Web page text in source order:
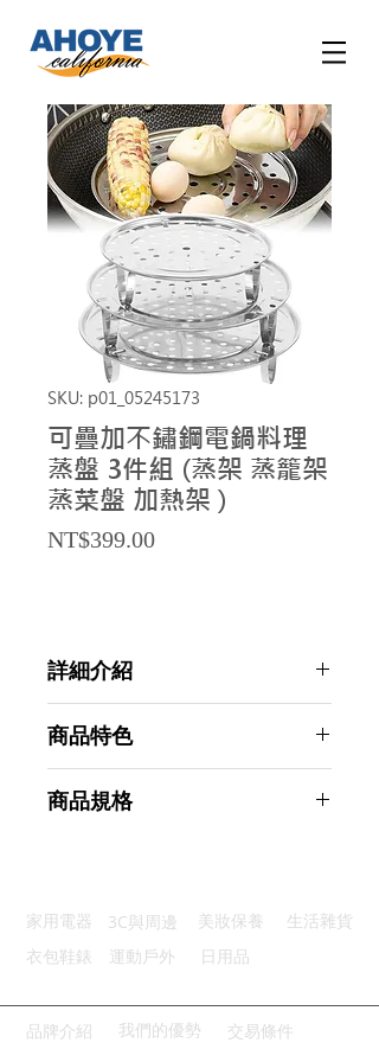
SKU: p01_05245173
可疊加不鏽鋼電鍋料理
蒸盤 3件組 (蒸架 蒸籠架
蒸菜盤 加熱架 )
NT$399.00Price
詳細介紹
商品特色
三件齊全：多尺寸靈活又好搭
商品規格
主要材質：不鏽鋼
商品尺寸：22*22*4.5cm
產地名稱：中國大陸
代理商：亞桓有限公司
家用電器 3C與周邊 美妝保養
生活雜貨
衣包鞋錶
運動戶外 日用品
品牌介紹 我們的優勢 交易條件